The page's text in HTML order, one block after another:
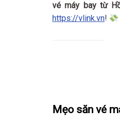
vé máy bay từ
https://vlink.vn!
Mẹo săn vé